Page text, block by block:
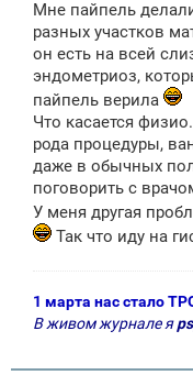
щ
н
и
Мне пайпель
разных участков
он есть на всей
эндометриоз,
пайпель верила
Что касается
рода процедуры,
даже в обычных
поговорить с
У меня другая
Так что иду на
1 марта нас стало
В живом журнале я